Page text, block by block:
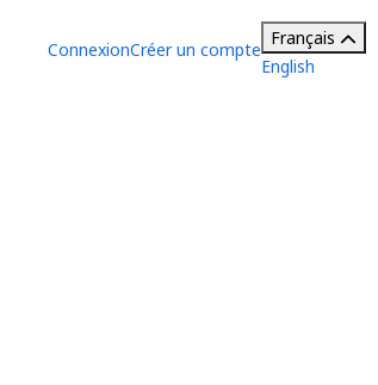
ConnexionCréer un compte
Français
English